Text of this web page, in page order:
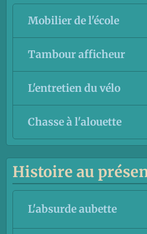
Mobilier de l'école
Tambour afficheur
L'entretien du vélo
Chasse à l'alouette
Histoire au
L'absurde aubette